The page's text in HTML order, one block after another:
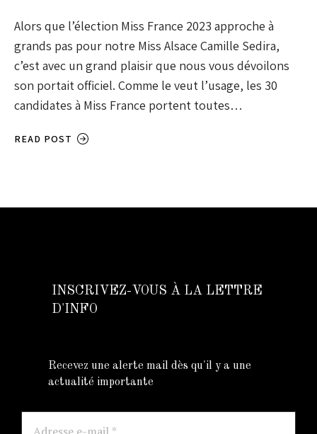
Alors que l’élection Miss France 2023 approche à
grands pas pour notre Miss Alsace Camille Sedira,
c’est avec un grand plaisir que nous vous dévoilons
son portait officiel. Comme le veut l’usage, les 30
candidates à Miss France portent toutes…
READ POST
INSCRIVEZ-VOUS À LA LETTRE
D'INFO
Recevez une alerte mail dès qu'il y a une
actualité importante